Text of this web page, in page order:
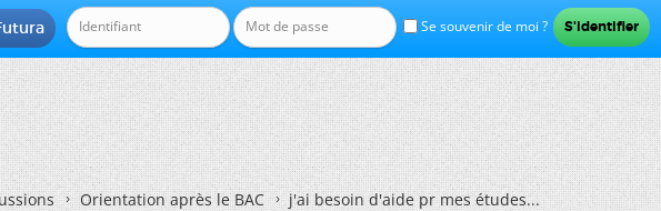
Se souvenir de moi ?
Orientation après le BAC j'ai besoin d'aide pr mes études...